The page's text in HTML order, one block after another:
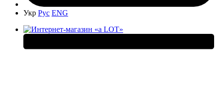
Укр Рус ENG